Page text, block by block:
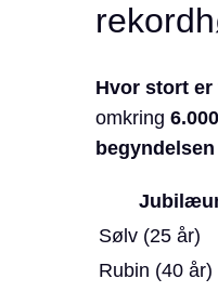
Hvor stort
omkring
begyndelsen
Sølv (25 år)
Rubin (40 år)